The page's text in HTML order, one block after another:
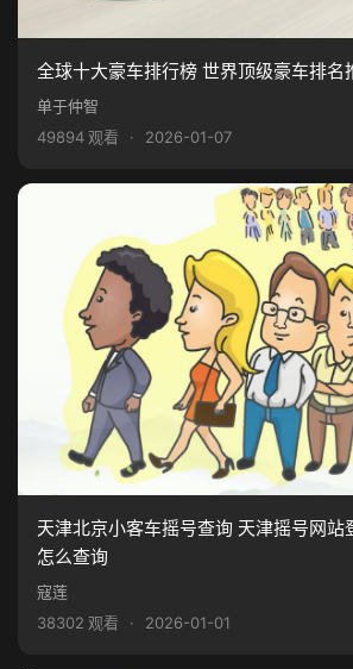
全球十大豪车排行榜 世界顶级豪车排名
单于仲智
49894 观看
· 2026-01-07
天津北京小客车摇号查询 天津摇号网站
怎么查询
寇莲
38302 观看
· 2026-01-01